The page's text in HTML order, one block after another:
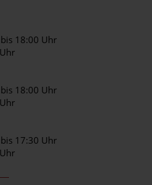
18:00 Uhr
18:00 Uhr
17:30 Uhr